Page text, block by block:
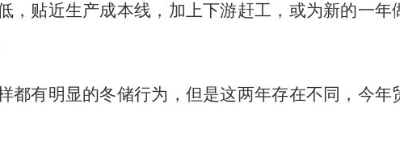
，贴近生产成本线，加上下游赶工，或为新的一
都有明显的冬储行为，但是这两年存在不同，今年